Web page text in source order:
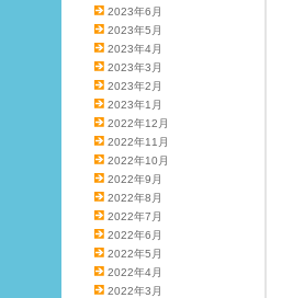
2023年6月
2023年5月
2023年4月
2023年3月
2023年2月
2023年1月
2022年12月
2022年11月
2022年10月
2022年9月
2022年8月
2022年7月
2022年6月
2022年5月
2022年4月
2022年3月